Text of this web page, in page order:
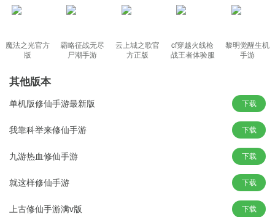
天剑飞仙手机版游戏特色
2.创新仙侠游戏画面
3.独一无二竞技场玩法
4.独特的婚姻和情缘体系
魔法之光官方
版
霸略征战无尽
尸潮手游
云上城之歌官
方正版
cf穿越火线枪
战王者体验服
黎明觉醒生机
手游
其他版本
单机版修仙手游最新版 下载
我靠科举来修仙手游 下载
九游热血修仙手游 下载
就这样修仙手游 下载
上古修仙手游满v版 下载